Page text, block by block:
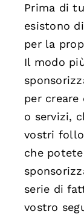
Prima di
esistono
per la
Il modo
per
o servizi,
vostri
che
serie di
vostro